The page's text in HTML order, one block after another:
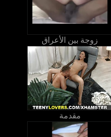
زوجة بين الأعراق
مقدمة